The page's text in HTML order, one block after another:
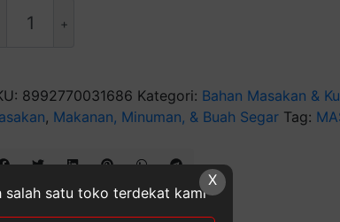
8992770031686 Kategori: Bahan Masakan &
, Makanan, Minuman, & Buah Segar Tag:
X
salah satu toko terdekat kami